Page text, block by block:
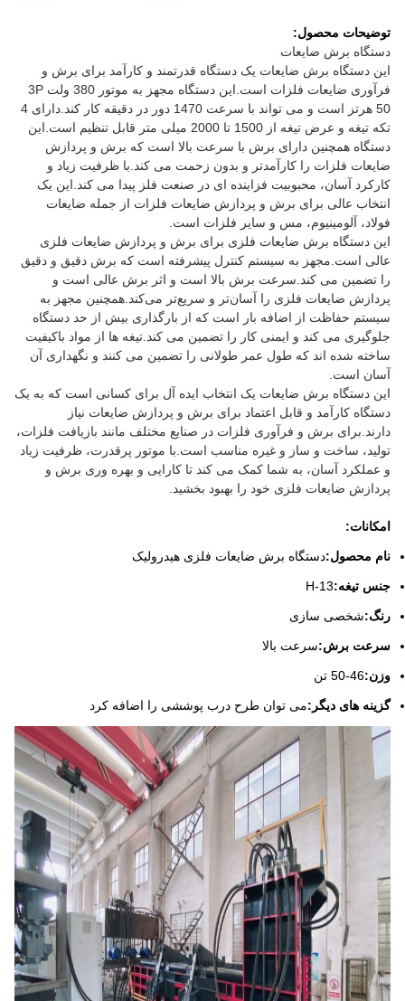
توضیحات محصول:
دستگاه برش ضایعات
این دستگاه برش ضایعات یک دستگاه قدرتمند و کارآمد برای برش و
فرآوری ضایعات فلزات است.این دستگاه مجهز به موتور 380 ولت 3P
50 هرتز است و می تواند با سرعت 1470 دور در دقیقه کار کند.دارای 4
تکه تیغه و عرض تیغه از 1500 تا 2000 میلی متر قابل تنظیم است.این
دستگاه همچنین دارای برش با سرعت بالا است که برش و پردازش
ضایعات فلزات را کارآمدتر و بدون زحمت می کند.با ظرفیت زیاد و
کارکرد آسان، محبوبیت فزاینده ای در صنعت فلز پیدا می کند.این یک
انتخاب عالی برای برش و پردازش ضایعات فلزات از جمله ضایعات
فولاد، آلومینیوم، مس و سایر فلزات است.
این دستگاه برش ضایعات فلزی برای برش و پردازش ضایعات فلزی
عالی است.مجهز به سیستم کنترل پیشرفته است که برش دقیق و دقیق
را تضمین می کند.سرعت برش بالا است و اثر برش عالی است و
پردازش ضایعات فلزی را آسان‌تر و سریع‌تر می‌کند.همچنین مجهز به
سیستم حفاظت از اضافه بار است که از بارگذاری بیش از حد دستگاه
جلوگیری می کند و ایمنی کار را تضمین می کند.تیغه ها از مواد باکیفیت
ساخته شده اند که طول عمر طولانی را تضمین می کنند و نگهداری آن
آسان است.
این دستگاه برش ضایعات یک انتخاب ایده آل برای کسانی است که به یک
دستگاه کارآمد و قابل اعتماد برای برش و پردازش ضایعات نیاز
دارند.برای برش و فرآوری فلزات در صنایع مختلف مانند بازیافت فلزات،
تولید، ساخت و ساز و غیره مناسب است.با موتور پرقدرت، ظرفیت زیاد
و عملکرد آسان، به شما کمک می کند تا کارایی و بهره وری برش و
پردازش ضایعات فلزی خود را بهبود بخشید.
امکانات:
نام محصول:دستگاه برش ضایعات فلزی هیدرولیک
جنس تیغه:H-13
رنگ:شخصی سازی
سرعت برش:سرعت بالا
وزن:46-50 تن
گزینه های دیگر: می توان طرح درب پوششی را اضافه کرد